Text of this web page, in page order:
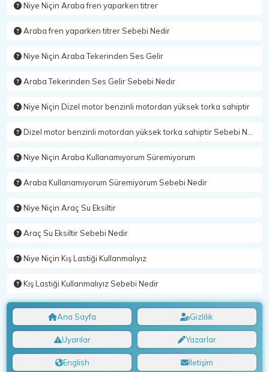
Niye Niçin Araba fren yaparken titrer
Araba fren yaparken titrer Sebebi Nedir
Niye Niçin Araba Tekerinden Ses Gelir
Araba Tekerinden Ses Gelir Sebebi Nedir
Niye Niçin Dizel motor benzinli motordan yüksek torka sahiptir
Dizel motor benzinli motordan yüksek torka sahiptir Sebebi Nedir
Niye Niçin Araba Kullanamıyorum Süremiyorum
Araba Kullanamıyorum Süremiyorum Sebebi Nedir
Niye Niçin Araç Su Eksiltir
Araç Su Eksiltir Sebebi Nedir
Niye Niçin Kış Lastiği Kullanmalıyız
Kış Lastiği Kullanmalıyız Sebebi Nedir
Ana Sayfa Gizlilik
Uyarılar Yazarlar
English İletişim